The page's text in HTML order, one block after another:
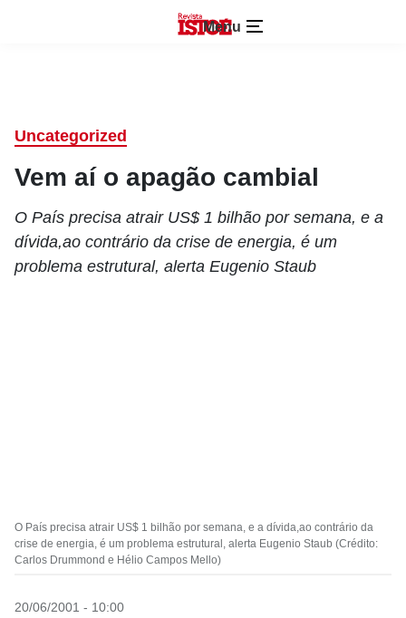
Menu
Uncategorized
Vem aí o apagão cambial
O País precisa atrair US$ 1 bilhão por semana, e a
dívida,ao contrário da crise de energia, é um
problema estrutural, alerta Eugenio Staub
O País precisa atrair US$ 1 bilhão por semana, e a dívida,ao contrário da
crise de energia, é um problema estrutural, alerta Eugenio Staub (Crédito:
Carlos Drummond e Hélio Campos Mello)
20/06/2001 - 10:00